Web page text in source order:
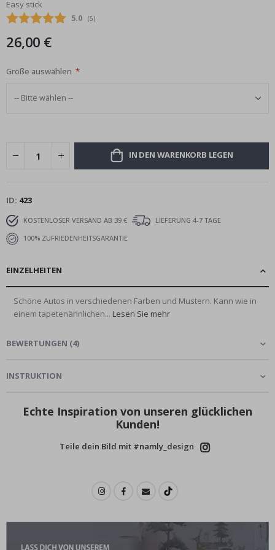
Bildgalerie
springen
Easy stick
Durchschnittliche Bewertung:
5.0 (abgegebene bewertungen:
5)
26,00 €
Größe auswählen
IN DEN WARENKORB LEGEN
ID 423
KOSTENLOSER VERSAND AB 39 €
LIEFERUNG 4-7 TAGE
100% ZUFRIEDENHEITSGARANTIE
EINZELHEITEN
Schöne Autos in verschiedenen Farben und Mustern. Kann wie in
einem tapetenähnlichen... Lesen Sie mehr
BEWERTUNGEN (4)
INSTRUKTION
Echte Inspiration von unseren glücklichen
Kunden!
Teile dein Bild mit #namly_design